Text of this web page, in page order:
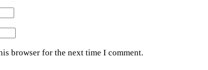
browser for the next time I comment.